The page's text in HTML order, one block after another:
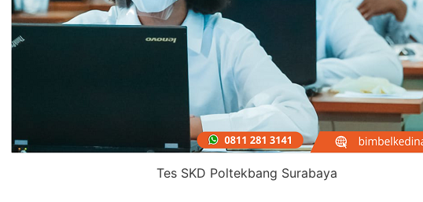
Tes SKD Poltekbang Surabaya